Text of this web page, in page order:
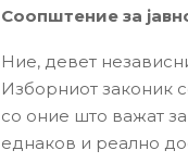
Соопштение за
Ние, девет
Изборниот законик
со оние што важат
еднаков и реално